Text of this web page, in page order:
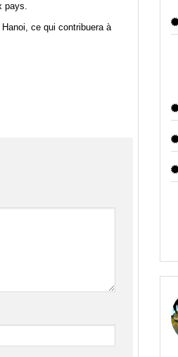
pays.
ce qui contribuera à